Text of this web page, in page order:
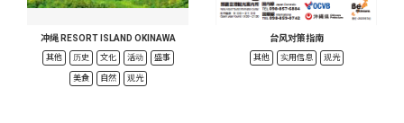
冲绳 RESORT ISLAND OKINAWA
其他 历史 文化 活动 盛事
美食 自然 观光
台风对策指南
其他 实用信息 观光